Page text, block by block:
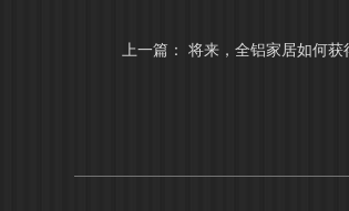
上一篇：将来，全铝家居如何获得